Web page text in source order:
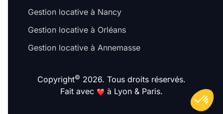
Gestion locative à Nancy
Gestion locative à Orléans
Gestion locative à Annemasse
Copyright© 2026. Tous droits réservés.
Fait avec
à Lyon & Paris.